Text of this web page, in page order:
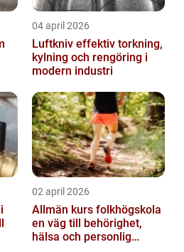
04 april 2026
Luftkniv effektiv torkning,
kylning och rengöring i
modern industri
02 april 2026
Allmän kurs folkhögskola
en väg till behörighet,
hälsa och personlig